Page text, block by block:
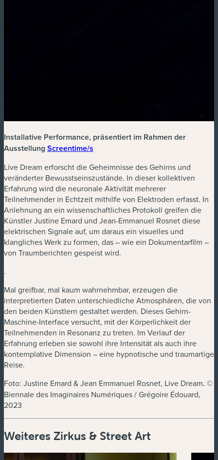
Installative Performance, präsentiert im Rahmen der
AusstellungScreentime/s
Live Dream erforscht die Geheimnisse des Gehirns und
veränderter Bewusstseinszustände. In dieser kollektiven
Erfahrung wird die neuronale Aktivität mehrerer
Teilnehmender in Echtzeit mithilfe von Elektroden erfasst. In
Anlehnung an ein wissenschaftliches Protokoll greifen die
Künstler Justine Emard und Jean-Emmanuel Rosnet diese
elektrischen Signale auf, um daraus ein visuelles und
klangliches Werk zu formen, das – wie ein Dokumentarfilm –
von Traumberichten gespeist wird.
.
Mal greifbar, mal kaum wahrnehmbar, erzeugen die
interpretierten Daten unterschiedliche Atmosphären, die von
den beiden Künstlern gestaltet werden. Dieses Gehirn-
Maschine-Interface versucht, mit der Körperlichkeit der
Teilnehmenden in Resonanz zu treten. Im Verlauf der
Erfahrung erleben sie sowohl ihre Intensität als auch ihre
kontemplative Dimension – eine hypnotische und traumartige
Reise.
Foto: Justine Emard & Jean Emmanuel Rosnet, Live Dream. ©
Biennale des Imaginaires Numériques / Grégoire Édouard,
2023
Weiteres Zirkus & Street Art